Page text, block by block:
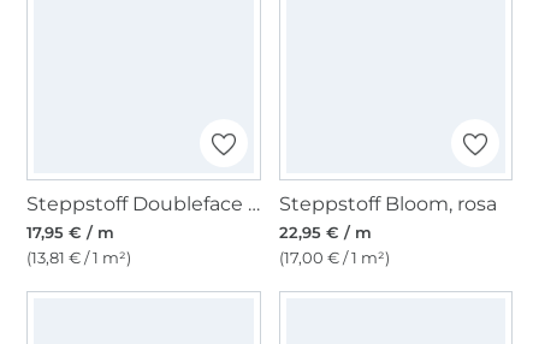
Steppstoff Doubleface Enjoy Bright Horizon Big Flowers, pink
17,95 € / m
(13,81 € / 1 m²)
Steppstoff Bloom, rosa
22,95 € / m
(17,00 € / 1 m²)